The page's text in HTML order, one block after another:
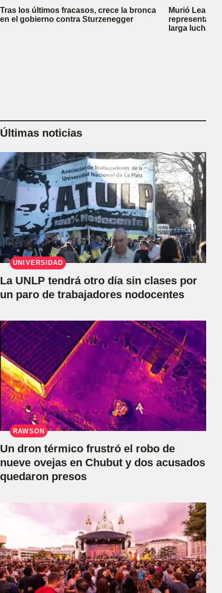
Tras los últimos fracasos, crece la bronca
en el gobierno contra Sturzenegger
Murió
larga lucha
Últimas noticias
UNIVERSIDAD
La UNLP tendrá otro día sin clases por
un paro de trabajadores nodocentes
RAWSON
Un dron térmico frustró el robo de
nueve ovejas en Chubut y dos acusados
quedaron presos